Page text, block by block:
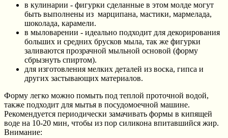
в кулинарии - фигурки сделанные в этом молде могут
быть выполнены из марципана, мастики, мармелада,
шоколада, карамели.
в мыловарении - идеально подходит для декорирования
больших и средних брусков мыла, так же фигурки
заливаются прозрачной мыльной основой (форму
сбрызнуть спиртом).
для изготовления мелких деталей из воска, гипса и
других застывающих материалов.
Форму легко можно помыть под теплой проточной водой,
также подходит для мытья в посудомоечной машине.
Рекомендуется периодически замачивать формы в кипящей
воде на 10-20 мин, чтобы из пор силикона впитавшийся жир.
Внимание: